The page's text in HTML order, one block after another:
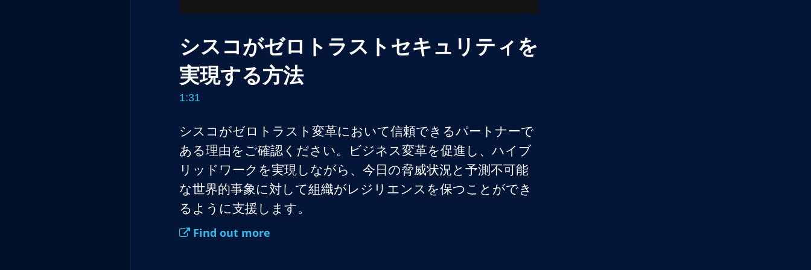
シスコがゼロトラストセキュリティを
実現する方法
1:31
シスコがゼロトラスト変革において信頼できるパートナーで
ある理由をご確認ください。ビジネス変革を促進し、ハイブ
リッドワークを実現しながら、今日の脅威状況と予測不可能
な世界的事象に対して組織がレジリエンスを保つことができ
るように支援します。
Find out more